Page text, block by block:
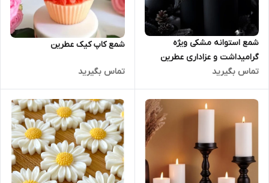
شمع استوانه مشکی ویژه
گرامیداشت و عزاداری عطرین
تماس بگیرید
شمع کاپ کیک عطرین
تماس بگیرید